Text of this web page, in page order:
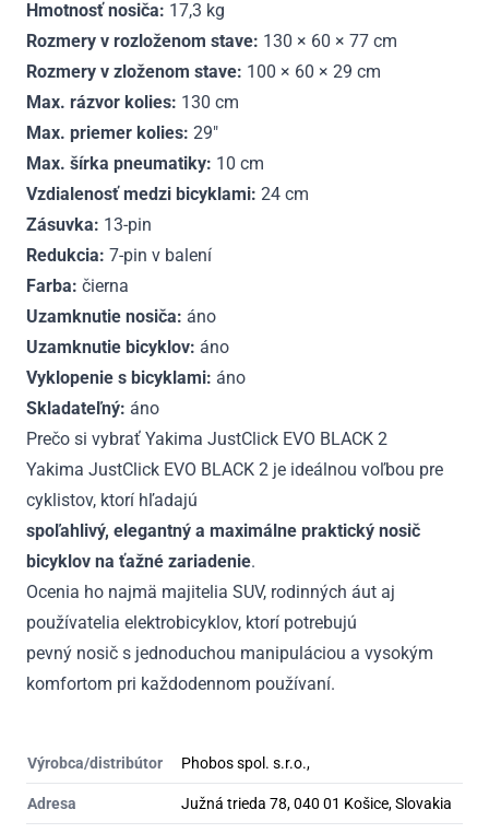
Hmotnosť nosiča: 17,3 kg
Rozmery v rozloženom stave: 130 × 60 × 77 cm
Rozmery v zloženom stave: 100 × 60 × 29 cm
Max. rázvor kolies: 130 cm
Max. priemer kolies: 29″
Max. šírka pneumatiky: 10 cm
Vzdialenosť medzi bicyklami: 24 cm
Zásuvka: 13-pin
Redukcia: 7-pin v balení
Farba: čierna
Uzamknutie nosiča: áno
Uzamknutie bicyklov: áno
Vyklopenie s bicyklami: áno
Skladateľný: áno
Prečo si vybrať Yakima JustClick EVO BLACK 2
Yakima JustClick EVO BLACK 2 je ideálnou voľbou pre
cyklistov, ktorí hľadajú
spoľahlivý, elegantný a maximálne praktický nosič
bicyklov na ťažné zariadenie.
Ocenia ho najmä majitelia SUV, rodinných áut aj
používatelia elektrobicyklov, ktorí potrebujú
pevný nosič s jednoduchou manipuláciou a vysokým
komfortom pri každodennom používaní.
Výrobca/distribútor Phobos spol. s.r.o.,
Adresa Južná trieda 78, 040 01 Košice, Slovakia